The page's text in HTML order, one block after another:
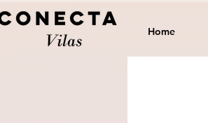
Home